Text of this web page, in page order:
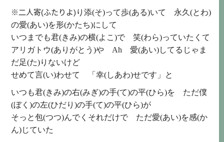
※二人寄(ふたりよ) り添(そ)って歩(ある)いて 永久(とわ)
の愛(あい)を形(かたち)にして
いつまでも君(きみ)の横(よこ)で笑(わら)っていたくて
アリガトウ(ありがとう)や Ah 愛(あい)してるじゃま
だ足(た)りないけど
せめて言(い)わせて 「幸(しあわ)せです」と
いつも君(きみ)の右(みぎ)の手(て)の平(ひら)を ただ僕
(ぼく)の左(ひだり)の手(て)の平(ひら)が
そっと包(つつ)んでくそれだけで ただ愛(あい)を感(か
ん)じていた